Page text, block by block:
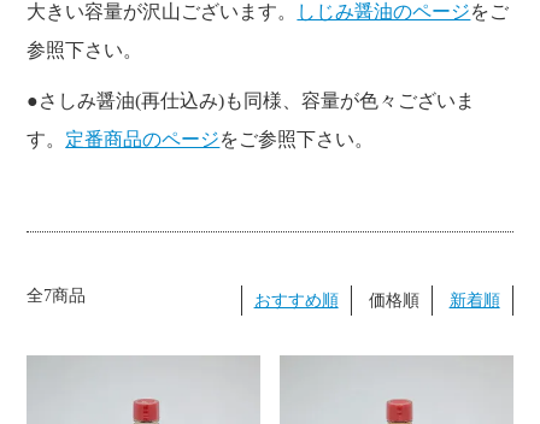
大きい容量が沢山ございます。
しじみ醤油のページをご
参照下さい。
●さしみ醤油(再仕込み)も同様、容量が色々ございま
す。 定番商品のページをご参照下さい。
全7商品 おすすめ順 価格順 新着順